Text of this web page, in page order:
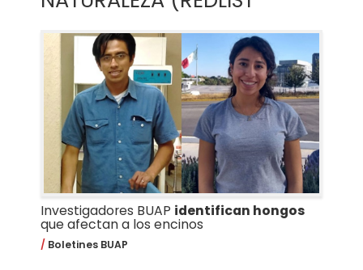
Investigadores BUAP identifican hongos
que afectan a los encinos
Boletines BUAP